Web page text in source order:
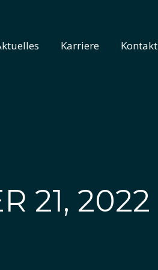
Karriere Kontakt
21, 2022